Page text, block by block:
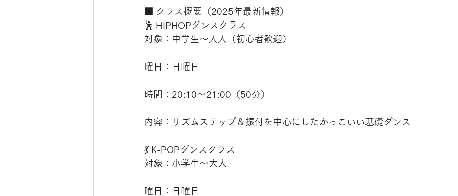
■ クラス概要（2025年最新情報）
🕺 HIPHOPダンスクラス
対象：中学生〜大人（初心者歓迎）
曜日：日曜日
時間：20:10〜21:00（50分）
内容：リズムステップ＆振付を中心にしたかっこいい基礎ダンス
💃 K-POPダンスクラス
対象：小学生〜大人
曜日：日曜日